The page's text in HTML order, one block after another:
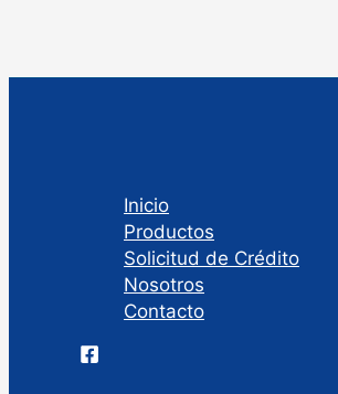
Inicio
Productos
Solicitud de Crédito
Nosotros
Contacto